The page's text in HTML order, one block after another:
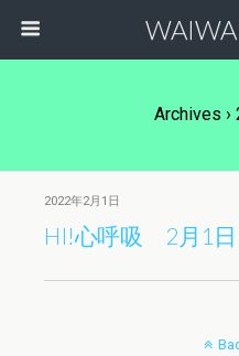
Archives ›
2022年2月1日
HI!心呼吸 2月1日